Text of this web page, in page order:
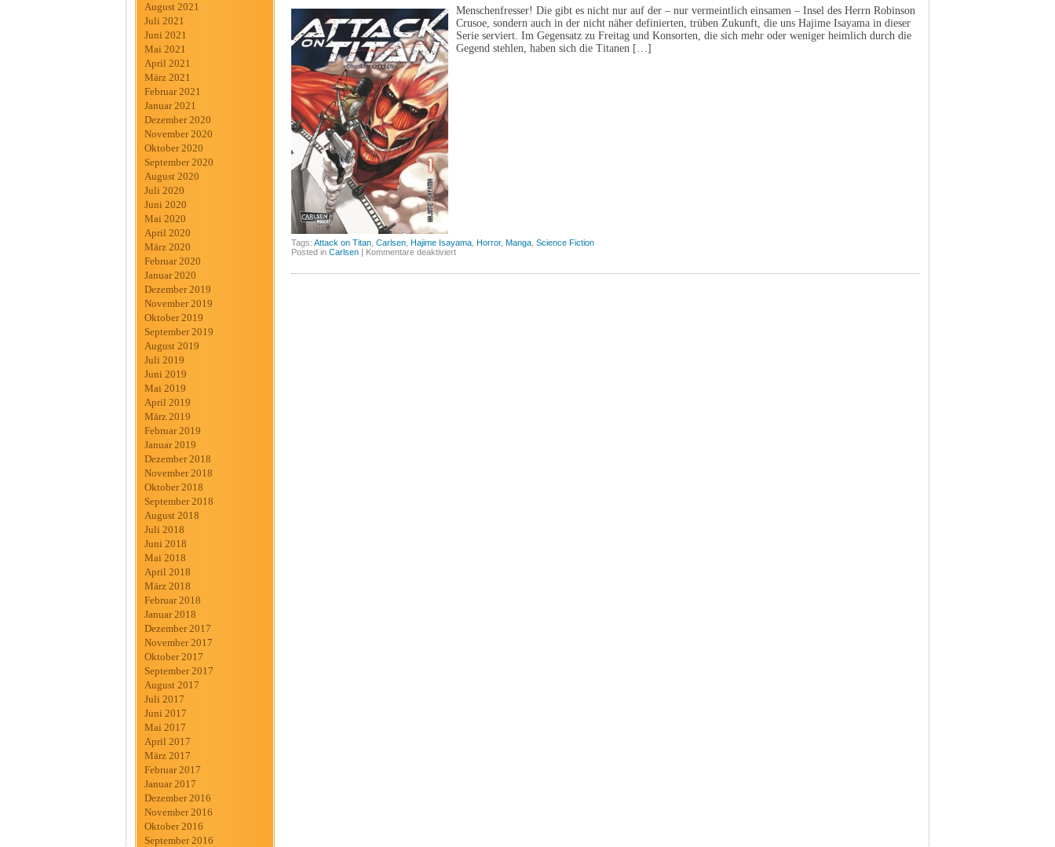
August 2021
Juli 2021
Juni 2021
Mai 2021
April 2021
März 2021
Februar 2021
Januar 2021
Dezember 2020
November 2020
Oktober 2020
September 2020
August 2020
Juli 2020
Juni 2020
Mai 2020
April 2020
März 2020
Februar 2020
Januar 2020
Dezember 2019
November 2019
Oktober 2019
September 2019
August 2019
Juli 2019
Juni 2019
Mai 2019
April 2019
März 2019
Februar 2019
Januar 2019
Dezember 2018
November 2018
Oktober 2018
September 2018
August 2018
Juli 2018
Juni 2018
Mai 2018
April 2018
März 2018
Februar 2018
Januar 2018
Dezember 2017
November 2017
Oktober 2017
September 2017
August 2017
Juli 2017
Juni 2017
Mai 2017
April 2017
März 2017
Februar 2017
Januar 2017
Dezember 2016
November 2016
Oktober 2016
September 2016
Menschenfresser! Die gibt es nicht nur auf der – nur vermeintlich einsamen – Insel des Herrn Robinson
Crusoe, sondern auch in der nicht näher definierten, trüben Zukunft, die uns Hajime Isayama in dieser
Serie serviert. Im Gegensatz zu Freitag und Konsorten, die sich mehr oder weniger heimlich durch die
Gegend stehlen, haben sich die Titanen […]
Tags: Attack on Titan Carlsen Hajime Isayama Horror, Manga Science Fiction
Posted in Carlsen | Kommentare deaktiviertfür